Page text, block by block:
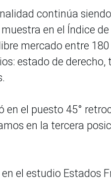
continúa
en el Índice
mercado entre
estado de
en el puesto 45°
en la tercera
el estudio Estados